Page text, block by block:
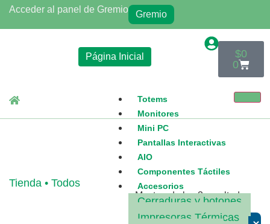
Acceder al panel de Gremio Gremio
Página Inicial $0
0
Totems
Monitores
Mini PC
Pantallas Interactivas
AIO
Componentes Táctiles
Accesorios
Cerraduras y botones
Impresoras Térmicas
Tienda • Todos
Mostrando los 3 resultados